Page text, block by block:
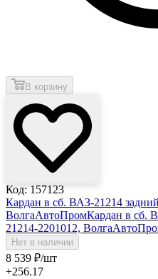
В корзину
Код: 157123
Кардан в сб. ВАЗ-21214
ВолгаАвтоПромКардан в сб.
21214-2201012,
Нет в наличии
8 539 ₽/шт
+256.17